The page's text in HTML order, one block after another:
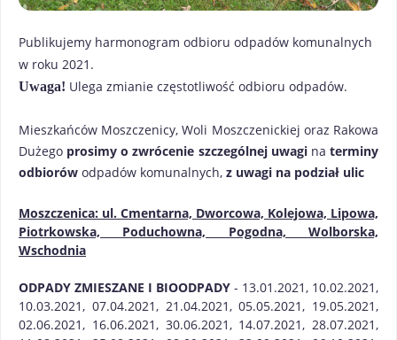
Publikujemy harmonogram odbioru odpadów komunalnych
w roku 2021.
Uwaga! Ulega zmianie częstotliwość odbioru odpadów.
Mieszkańców Moszczenicy, Woli Moszczenickiej oraz Rakowa
Dużego prosimy o zwrócenie szczególnej uwaginaterminy
odbiorów odpadów komunalnych, z uwagi na podział ulic
Moszczenica: ul. Cmentarna, Dworcowa, Kolejowa, Lipowa,
Piotrkowska, Poduchowna, Pogodna, Wolborska,
Wschodnia
ODPADY ZMIESZANE I BIOODPADY - 13.01.2021, 10.02.2021,
10.03.2021, 07.04.2021, 21.04.2021, 05.05.2021, 19.05.2021,
02.06.2021, 16.06.2021, 30.06.2021, 14.07.2021, 28.07.2021,